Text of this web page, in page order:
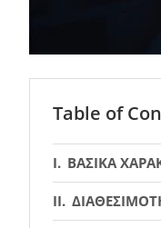
Table of
ΒΑΣΙΚΑ